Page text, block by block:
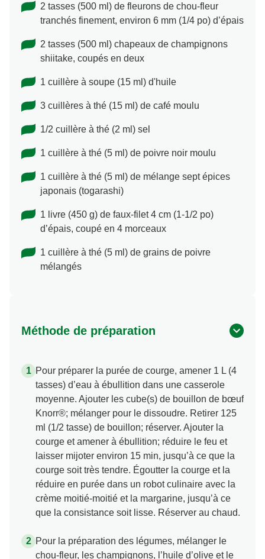
2 tasses (500 ml) de fleurons de chou-fleur
tranchés finement, environ 6 mm (1/4 po) d’épais
2 tasses (500 ml) chapeaux de champignons
shiitake, coupés en deux
1 cuillère à soupe (15 ml) d'huile
3 cuillères à thé (15 ml) de café moulu
1/2 cuillère à thé (2 ml) sel
1 cuillère à thé (5 ml) de poivre noir moulu
1 cuillère à thé (5 ml) de mélange sept épices
japonais (togarashi)
1 livre (450 g) de faux-filet 4 cm (1-1/2 po)
d’épais, coupé en 4 morceaux
1 cuillère à thé (5 ml) de grains de poivre
mélangés
Méthode de préparation
Pour préparer la purée de courge, amener 1 L (4
tasses) d’eau à ébullition dans une casserole
moyenne. Ajouter les cube(s) de bouillon de bœuf
Knorr®; mélanger pour le dissoudre. Retirer 125
ml (1/2 tasse) de bouillon; réserver. Ajouter la
courge et amener à ébullition; réduire le feu et
laisser mijoter environ 15 min, jusqu’à ce que la
courge soit très tendre. Égoutter la courge et la
réduire en purée dans un robot culinaire avec la
crème moitié-moitié et la margarine, jusqu’à ce
que la consistance soit lisse. Réserver au chaud.
Pour la préparation des légumes, mélanger le
chou-fleur, les champignons, l’huile d’olive et le